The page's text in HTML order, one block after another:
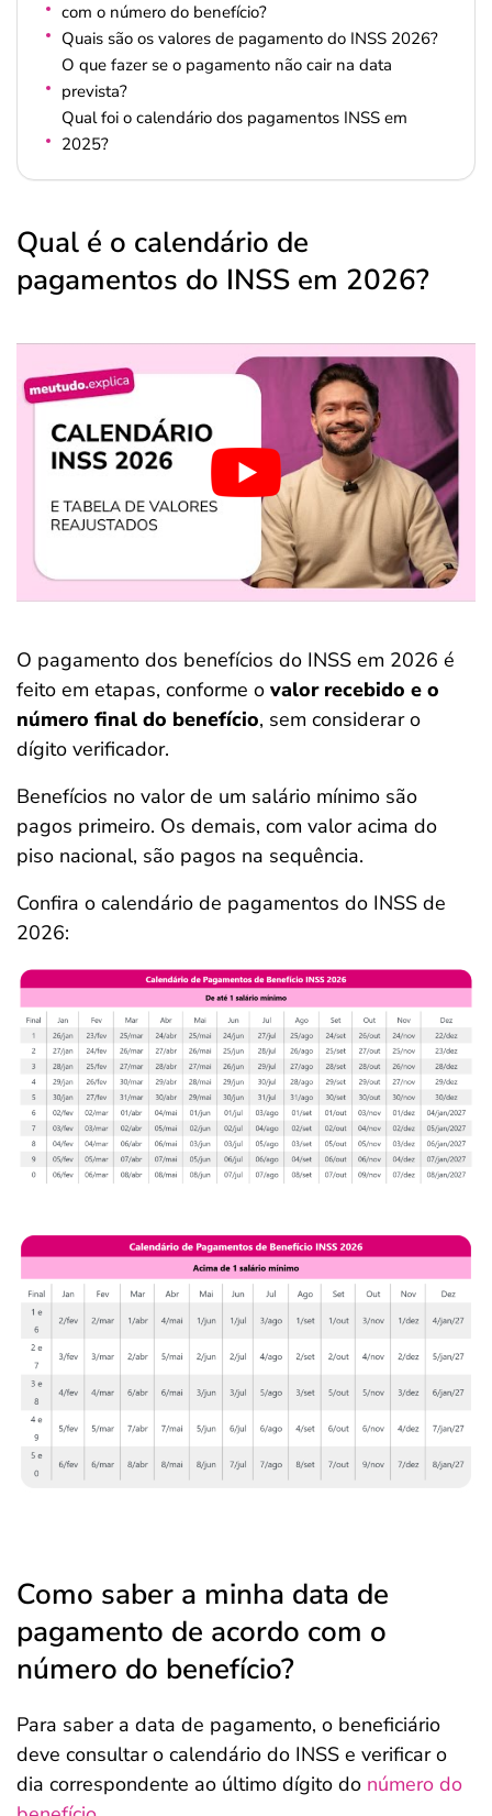
com o número do benefício?
Quais são os valores de pagamento do INSS 2026?
O que fazer se o pagamento não cair na data
prevista?
Qual foi o calendário dos pagamentos INSS em
2025?
Qual é o calendário de
pagamentos do INSS em 2026?
O pagamento dos benefícios do INSS em 2026 é
feito em etapas, conforme o valor recebido e o
número final do benefício, sem considerar o
dígito verificador.
Benefícios no valor de um salário mínimo são
pagos primeiro. Os demais, com valor acima do
piso nacional, são pagos na sequência.
Confira o calendário de pagamentos do INSS de
2026:
Como saber a minha data de
pagamento de acordo com o
número do benefício?
Para saber a data de pagamento, o beneficiário
deve consultar o calendário do INSS e verificar o
dia correspondente ao último dígito do número do